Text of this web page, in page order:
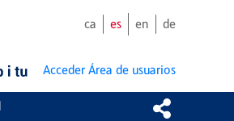
ca es en de
Acceder Área de usuarios